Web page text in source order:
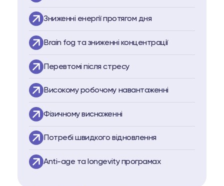
Зниженні енергії протягом дня
Brain fog та зниженні концентрації
Перевтомі після стресу
Високому робочому навантаженні
Фізичному виснаженні
Потребі швидкого відновлення
Аnti-age та longevity програмах